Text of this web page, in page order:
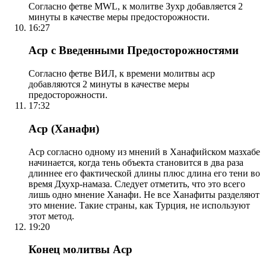
Согласно фетве MWL, к молитве Зухр добавляется 2
минуты в качестве меры предосторожности.
16:27
Аср с Введенными Предосторожностями
Согласно фетве ВИЛ, к времени молитвы аср
добавляются 2 минуты в качестве меры
предосторожности.
17:32
Аср (Ханафи)
Аср согласно одному из мнений в Ханафийском мазхабе
начинается, когда тень объекта становится в два раза
длиннее его фактической длины плюс длина его тени во
время Дхухр-намаза. Следует отметить, что это всего
лишь одно мнение Ханафи. Не все Ханафиты разделяют
это мнение. Такие страны, как Турция, не используют
этот метод.
19:20
Конец молитвы Аср